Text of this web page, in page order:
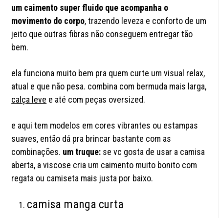
um caimento super fluido que acompanha o
movimento do corpo, trazendo leveza e conforto de um
jeito que outras fibras não conseguem entregar tão
bem.
ela funciona muito bem pra quem curte um visual relax,
atual e que não pesa. combina com bermuda mais larga,
calça leve e até com peças oversized.
e aqui tem modelos em cores vibrantes ou estampas
suaves, então dá pra brincar bastante com as
combinações. um truque: se vc gosta de usar a camisa
aberta, a viscose cria um caimento muito bonito com
regata ou camiseta mais justa por baixo.
camisa manga curta